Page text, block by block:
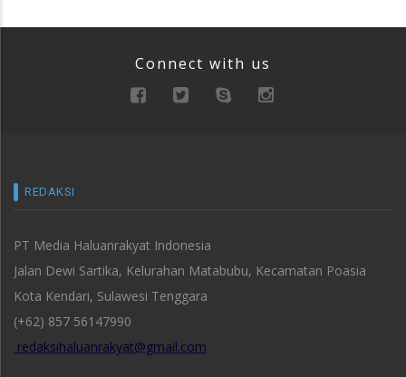
Connect with us
REDAKSI
PT Media Haluanrakyat Indonesia
Jalan Dewi Sartika, Kelurahan Matabubu, Kecamatan Poasia
Kota Kendari, Sulawesi Tenggara
(+62) 857 56147990
redaksihaluanrakyat@gmail.com